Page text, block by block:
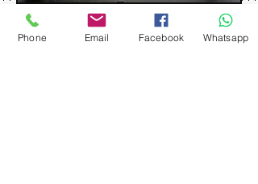
Phone Email Facebook Whatsapp